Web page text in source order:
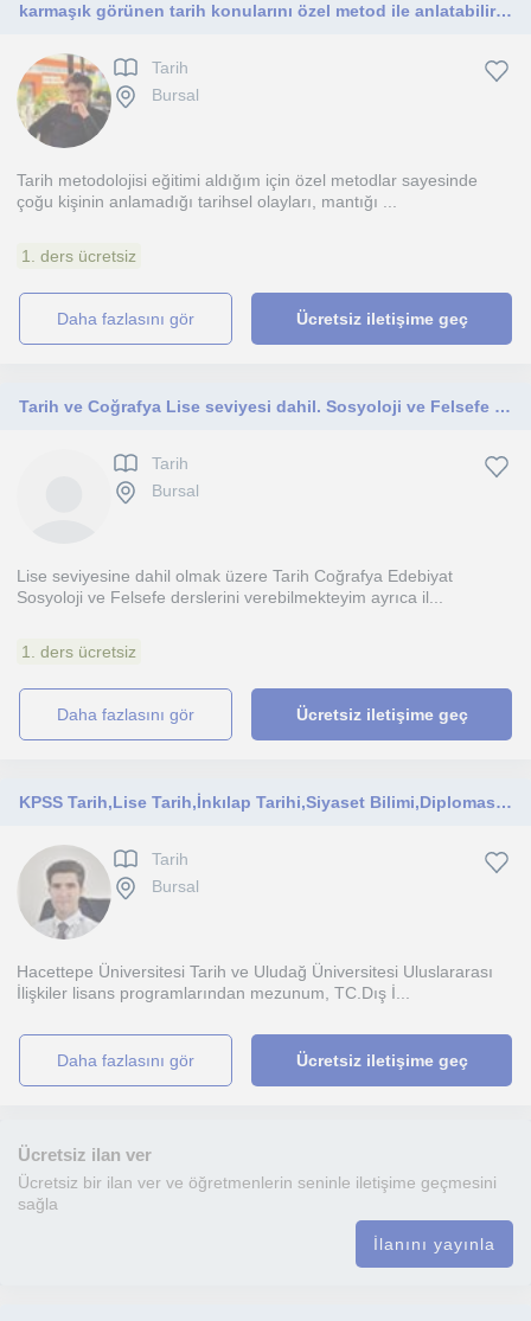
karmaşık görünen tarih konularını özel metod ile anlatabilirim
Tarih
Bursal
Tarih metodolojisi eğitimi aldığım için özel metodlar sayesinde
çoğu kişinin anlamadığı tarihsel olayları, mantığı ...
1. ders ücretsiz
daha fazlasını gör Ücretsiz iletişime geç
Tarih ve Coğrafya Lise seviyesi dahil. Sosyoloji ve Felsefe ve Edebiyat dersi. İlkokul seviyesinde de Türkçe dersi
Tarih
Bursal
Lise seviyesine dahil olmak üzere Tarih Coğrafya Edebiyat
Sosyoloji ve Felsefe derslerini verebilmekteyim ayrıca il...
1. ders ücretsiz
daha fazlasını gör Ücretsiz iletişime geç
KPSS Tarih,Lise Tarih,İnkılap Tarihi,Siyaset Bilimi,Diplomasi Tarihi alanlarda Lise ve Üniversite öğrencilerine memur adaylarına
Tarih
Bursal
Hacettepe Üniversitesi Tarih ve Uludağ Üniversitesi Uluslararası
İlişkiler lisans programlarından mezunum, TC.Dış İ...
daha fazlasını gör Ücretsiz iletişime geç
Ücretsiz ilan ver
Ücretsiz bir ilan ver ve öğretmenlerin seninle iletişime geçmesini
sağla
İlanını yayınla